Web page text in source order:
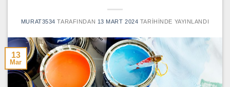
MURAT3534 TARAFINDAN 13 MART 2024 TARIHINDE YAYINLANDI
13
Mar